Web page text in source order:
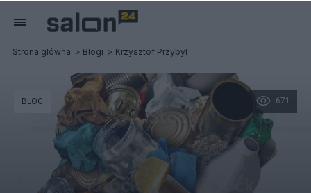
Strona główna Blogi Krzysztof Przybyl
671
BLOG